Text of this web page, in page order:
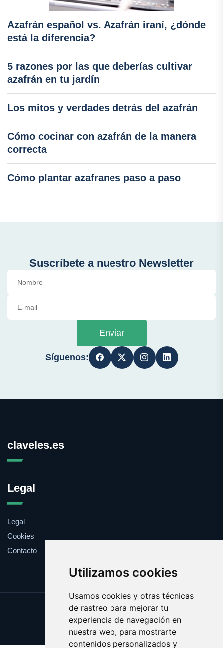
Utilizamos cookies
Usamos cookies y otras técnicas
de rastreo para mejorar tu
experiencia de navegación en
nuestra web, para mostrarte
contenidos personalizados y
Azafrán español vs. Azafrán iraní, ¿dónde
está la diferencia?
5 razones por las que deberías cultivar
azafrán en tu jardín
Los mitos y verdades detrás del azafrán
Cómo cocinar con azafrán de la manera
correcta
Cómo plantar azafranes paso a paso
Suscríbete a nuestro Newsletter
Enviar
Síguenos:
claveles.es
Legal
Legal
Cookies
Contacto
Update cookies preferences
Copyright © 2025 claveles.es